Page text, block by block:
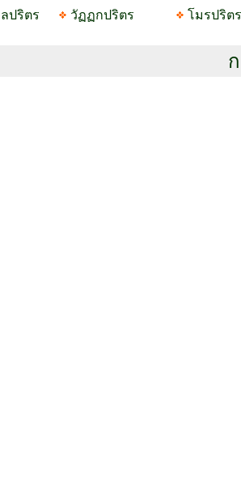
ปริตร วัฏฏกปริตร โมรปริตร